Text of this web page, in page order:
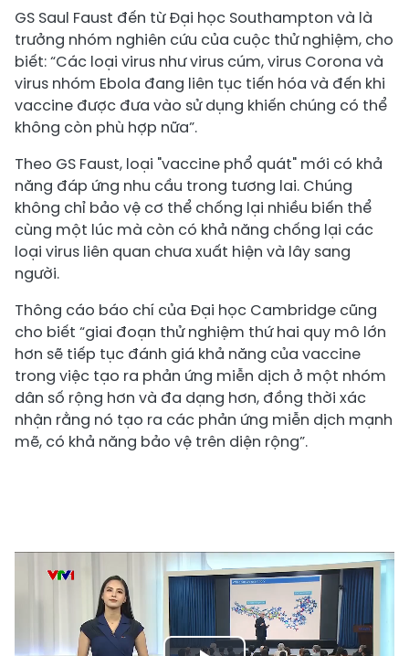
GS Saul Faust đến từ Đại học Southampton và là
trưởng nhóm nghiên cứu của cuộc thử nghiệm, cho
biết: “Các loại virus như virus cúm, virus Corona và
virus nhóm Ebola đang liên tục tiến hóa và đến khi
vaccine được đưa vào sử dụng khiến chúng có thể
không còn phù hợp nữa”.
Theo GS Faust, loại "vaccine phổ quát" mới có khả
năng đáp ứng nhu cầu trong tương lai. Chúng
không chỉ bảo vệ cơ thể chống lại nhiều biến thể
cùng một lúc mà còn có khả năng chống lại các
loại virus liên quan chưa xuất hiện và lây sang
người.
Thông cáo báo chí của Đại học Cambridge cũng
cho biết “giai đoạn thử nghiệm thứ hai quy mô lớn
hơn sẽ tiếp tục đánh giá khả năng của vaccine
trong việc tạo ra phản ứng miễn dịch ở một nhóm
dân số rộng hơn và đa dạng hơn, đồng thời xác
nhận rằng nó tạo ra các phản ứng miễn dịch mạnh
mẽ, có khả năng bảo vệ trên diện rộng”.